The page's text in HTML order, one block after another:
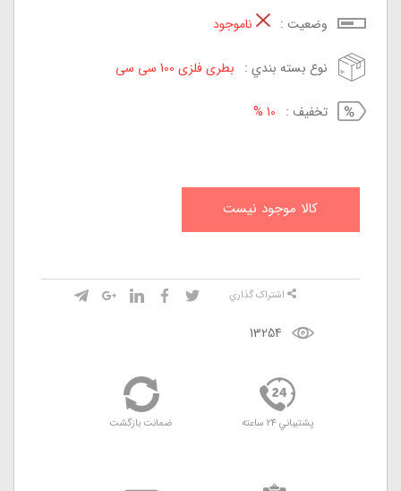
وضعيت : ناموجود
نوع بسته بندي : بطری فلزی 100 سی سی
تخفيف : 10 %
کالا موجود نيست
13254
اشتراک گذاري
پشتيباني 24 ساعته ضمانت بازگشت